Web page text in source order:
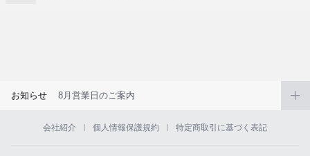
お知らせ 8月営業日のご案内
会社紹介 個人情報保護規約 特定商取引に基づく表記